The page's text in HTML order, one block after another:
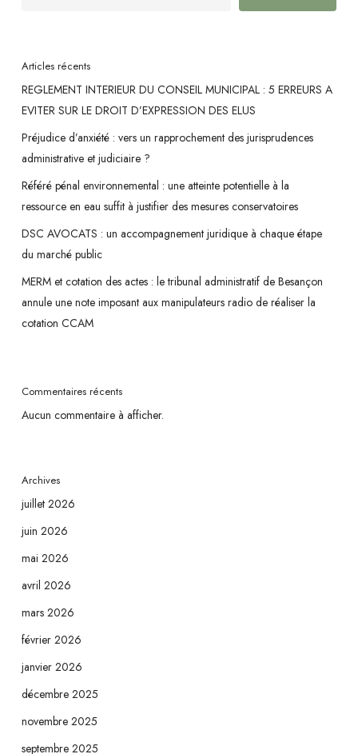
des
principes
fondamentaux
celui
du
contradictoire
Articles récents
REGLEMENT INTERIEUR DU CONSEIL MUNICIPAL : 5 ERREURS A
EVITER SUR LE DROIT D’EXPRESSION DES ELUS
Préjudice d’anxiété : vers un rapprochement des jurisprudences
administrative et judiciaire ?
Référé pénal environnemental : une atteinte potentielle à la
ressource en eau suffit à justifier des mesures conservatoires
DSC AVOCATS : un accompagnement juridique à chaque étape
du marché public
MERM et cotation des actes : le tribunal administratif de Besançon
annule une note imposant aux manipulateurs radio de réaliser la
cotation CCAM
Commentaires récents
Aucun commentaire à afficher.
Archives
juillet 2026
juin 2026
mai 2026
avril 2026
mars 2026
février 2026
janvier 2026
décembre 2025
novembre 2025
septembre 2025